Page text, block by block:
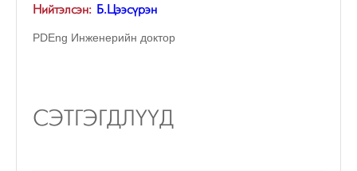
Нийтэлсэн: Б.Цээсүрэн
PDEng Инженерийн доктор
СЭТГЭГДЛҮҮД